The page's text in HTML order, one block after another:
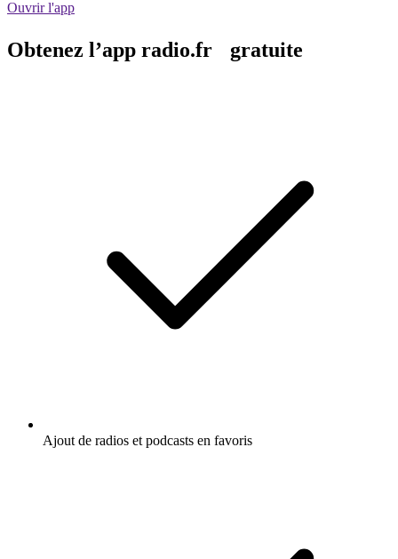
Ouvrir l'app
Obtenez l’app radio.fr gratuite
Ajout de radios et podcasts en favoris